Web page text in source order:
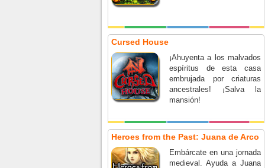
Cursed House
¡Ahuyenta a los malvados
espíritus de esta casa
embrujada por criaturas
ancestrales! ¡Salva la
mansión!
Heroes from the Past: Juana de Arco
Embárcate en una jornada
medieval. Ayuda a Juana